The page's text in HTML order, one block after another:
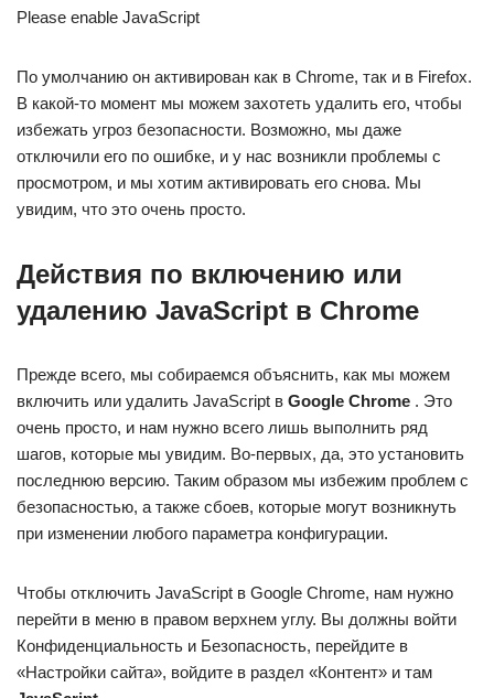
Please enable JavaScript
По умолчанию он активирован как в Chrome, так и в Firefox.
В какой-то момент мы можем захотеть удалить его, чтобы
избежать угроз безопасности. Возможно, мы даже
отключили его по ошибке, и у нас возникли проблемы с
просмотром, и мы хотим активировать его снова. Мы
увидим, что это очень просто.
Действия по включению или
удалению JavaScript в Chrome
Прежде всего, мы собираемся объяснить, как мы можем
включить или удалить JavaScript в Google Chrome . Это
очень просто, и нам нужно всего лишь выполнить ряд
шагов, которые мы увидим. Во-первых, да, это установить
последнюю версию. Таким образом мы избежим проблем с
безопасностью, а также сбоев, которые могут возникнуть
при изменении любого параметра конфигурации.
Чтобы отключить JavaScript в Google Chrome, нам нужно
перейти в меню в правом верхнем углу. Вы должны войти
Конфиденциальность и Безопасность, перейдите в
«Настройки сайта», войдите в раздел «Контент» и там